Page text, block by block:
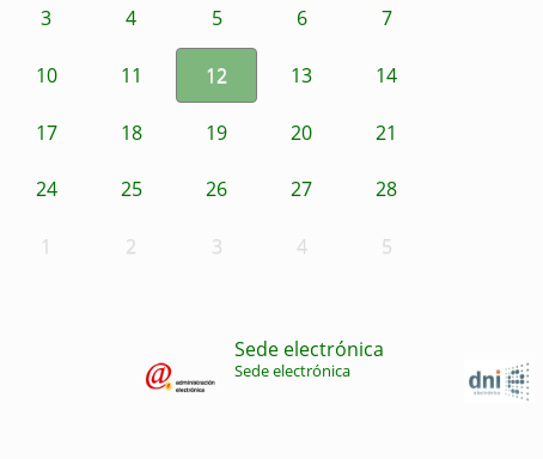
3 4 5 6 7
10 11 12 13 14
17 18 19 20 21
24 25 26 27 28
1 2 3 4 5
Sede electrónica
Sede electrónica